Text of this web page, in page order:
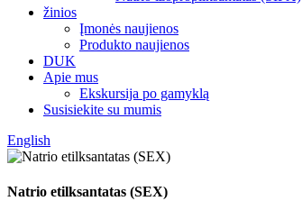
žinios
Įmonės naujienos
Produkto naujienos
DUK
Apie mus
Ekskursija po gamyklą
Susisiekite su mumis
English
Natrio etilksantatas (SEX)